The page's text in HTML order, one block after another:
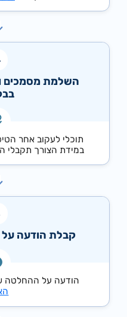
השלמת מסמכים
תוכלי לעקוב אחר
במידת הצורך תקבלי
קבלת הודעה על
הודעה על ההחלטה